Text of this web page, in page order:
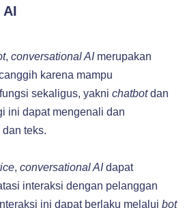
AI
, conversational AI merupakan
karena mampu
sekaligus, yakni chatbotdan
ini dapat mengenali dan
teks.
, conversational AIdapat
interaksi dengan pelanggan
ini dapat berlaku melalui bot